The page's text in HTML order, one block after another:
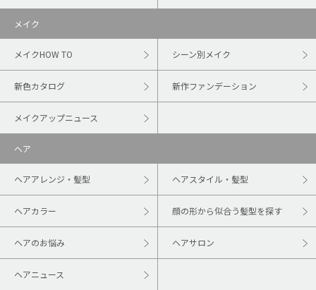
メイク
メイクHOW TO シーン別メイク
新色カタログ 新作ファンデーション
メイクアップニュース
ヘア
ヘアアレンジ・髪型 ヘアスタイル・髪型
ヘアカラー 顔の形から似合う髪型を探す
ヘアのお悩み ヘアサロン
ヘアニュース